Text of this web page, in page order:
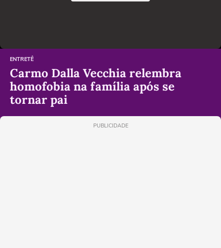
ENTRETÊ
Carmo Dalla Vecchia relembra
homofobia na família após se
tornar pai
PUBLICIDADE